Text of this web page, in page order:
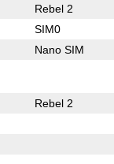
Rebel 2
SIM0
Nano SIM
Rebel 2